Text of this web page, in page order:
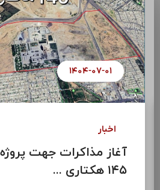
۱۴۰۴-۰۷-۰۱
اخبار
آغاز مذاکرات جهت
۱۴۵ هکتاری ...